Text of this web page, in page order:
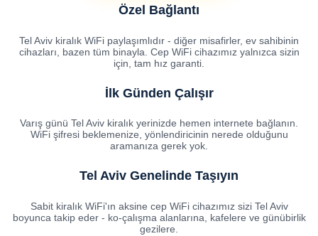
Özel Bağlantı
Tel Aviv kiralık WiFi paylaşımlıdır - diğer misafirler, ev sahibinin
cihazları, bazen tüm binayla. Cep WiFi cihazımız yalnızca sizin
için, tam hız garanti.
İlk Günden Çalışır
Varış günü Tel Aviv kiralık yerinizde hemen internete bağlanın.
WiFi şifresi beklemenize, yönlendiricinin nerede olduğunu
aramanıza gerek yok.
Tel Aviv Genelinde Taşıyın
Sabit kiralık WiFi'ın aksine cep WiFi cihazımız sizi Tel Aviv
boyunca takip eder - ko-çalışma alanlarına, kafelere ve günübirlik
gezilere.